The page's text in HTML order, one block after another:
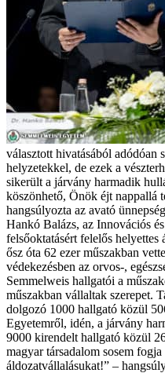
választott hivatásából adódóan
helyzetekkel, de ezek a
sikerült a járvány harmadik
köszönhető, Önök éjt nappallá
hangsúlyozta az avató
Hankó Balázs, az Innovációs
felsőoktatásért felelős
ősz óta 62 ezer műszakban
védekezésben az orvos-,
Semmelweis hallgatói a
műszakban vállaltak szerepet.
dolgozó 1000 hallgató közül
Egyetemről, idén, a járvány
9000 kirendelt hallgató közül
magyar társadalom sosem
áldozatvállalásukat!” –